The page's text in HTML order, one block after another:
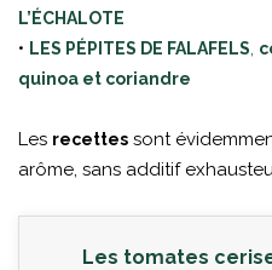
L’ÉCHALOTE
• LES PÉPITES DE FALAFELS,
quinoa et coriandre
Les recettes sont
arôme, sans additif
Les tomates